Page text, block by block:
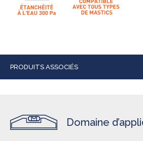
PRODUITS ASSOCIÉS
Domaine